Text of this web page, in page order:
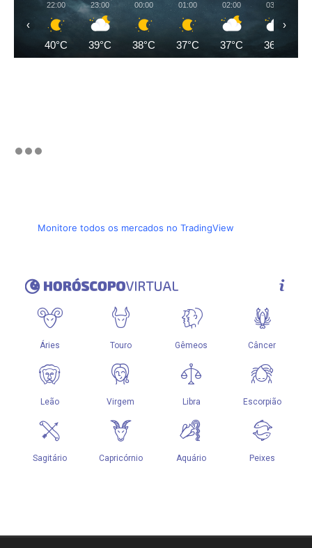
22:00
40°C
23:00
39°C
00:00
38°C
01:00
37°C
02:00
37°C
03:00
36°C
‹ ›
Monitore todos os mercados no TradingView